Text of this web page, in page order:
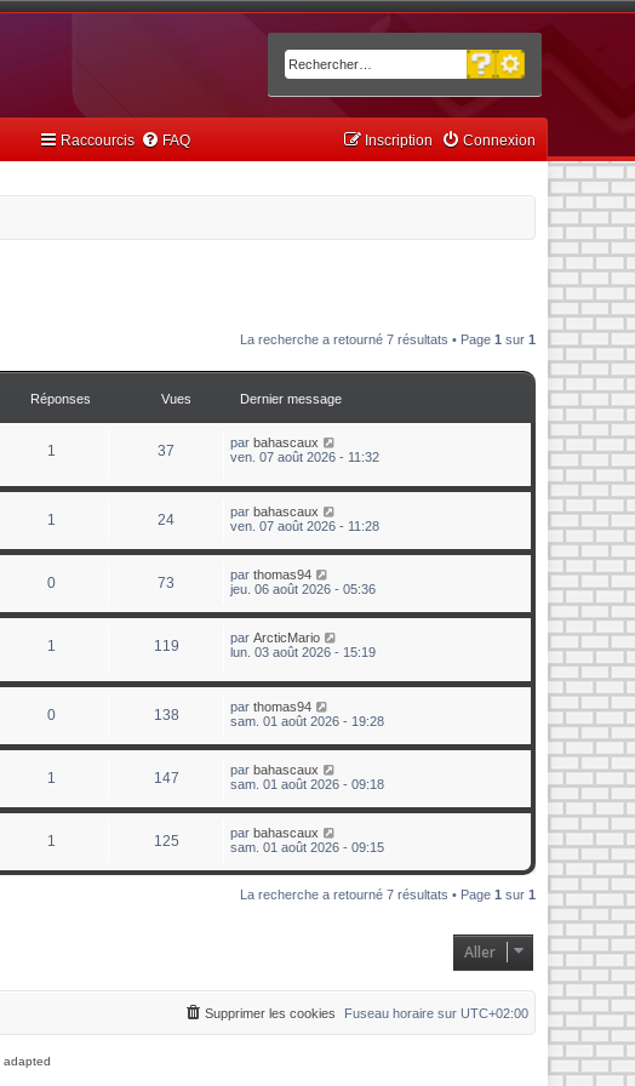
Rechercher
Recherche avancée
Raccourcis FAQ Connexion
Inscription
La recherche a retourné 7 résultats • Page 1 sur 1
Réponses Vues Dernier message
1 37 par bahascaux
ven. 07 août 2026 - 11:32
1 24 par bahascaux
ven. 07 août 2026 - 11:28
0 73 par thomas94
jeu. 06 août 2026 - 05:36
1 119 par ArcticMario
lun. 03 août 2026 - 15:19
0 138 par thomas94
sam. 01 août 2026 - 19:28
1 147 par bahascaux
sam. 01 août 2026 - 09:18
1 125 par bahascaux
sam. 01 août 2026 - 09:15
La recherche a retourné 7 résultats • Page 1 sur 1
Aller
Fuseau horaire sur UTC+02:00
Supprimer les cookies
adapted